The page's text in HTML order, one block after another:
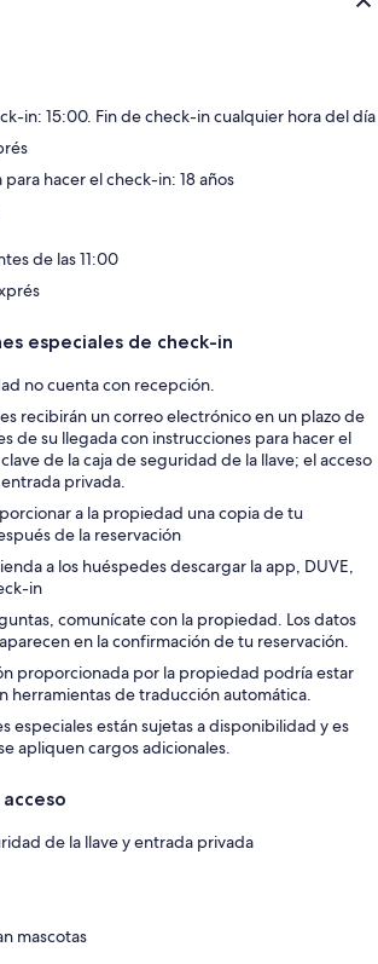
in: 15:00. Fin de check-in cualquier hora del día
para hacer el check-in: 18 años
de las 11:00
especiales de check-in
no cuenta con recepción.
recibirán un correo electrónico en un plazo de
de su llegada con instrucciones para hacer el
de la caja de seguridad de la llave; el acceso
privada.
a la propiedad una copia de tu
de la reservación
a los huéspedes descargar la app, DUVE,
in
comunícate con la propiedad. Los datos
en la confirmación de tu reservación.
proporcionada por la propiedad podría estar
herramientas de traducción automática.
especiales están sujetas a disponibilidad y es
apliquen cargos adicionales.
de la llave y entrada privada
mascotas